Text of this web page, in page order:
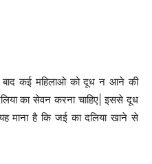
बाद कई महिलाओ को दूध न आने की
का सेवन करना चाहिए| इससे दूध
माना है कि जई का दलिया खाने से